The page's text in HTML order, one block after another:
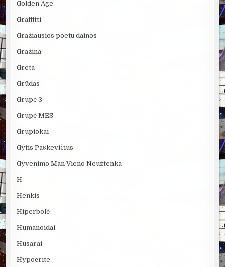
Golden Age
Graffitti
Gražiausios poetų dainos
Gražina
Greta
Grūdas
Grupė 3
Grupė MES
Grupiokai
Gytis Paškevičius
Gyvenimo Man Vieno Neužtenka
H
Henkis
Hiperbolė
Humanoidai
Husarai
Hypocrite